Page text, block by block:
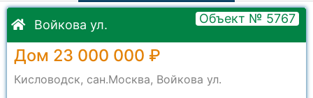
Войкова ул. Объект № 5767
Дом 23 000 000 ₽
Кисловодск, сан.Москва, Войкова ул.